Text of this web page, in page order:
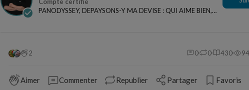
PANODYSSEY, DEPAYSONS-Y MA DEVISE : QUI AIME BIEN,
2 0 0 430
Aimer Commenter Republier Partager Favoris